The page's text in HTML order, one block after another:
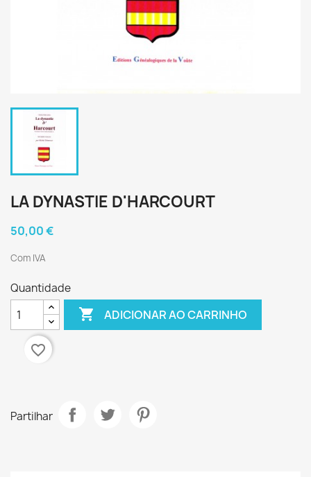
LA DYNASTIE D'HARCOURT
50,00 €
Com IVA
Quantidade
 ADICIONAR AO CARRINHO
favorite_border
Partilhar